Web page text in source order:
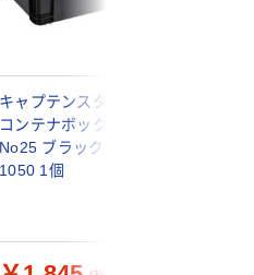
キャプテンスタッグ
コンテナボックス
No25 ブラック UL-
1050 1個